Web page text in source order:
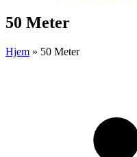
50 Meter
Hjem » 50 Meter